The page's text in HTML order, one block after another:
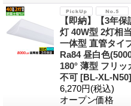
【即納】【3年
灯 40W型 2灯相
一体型 直管タイ
Ra84 昼白色
180° 薄型 フリ
不可 [BL-XL-N50]
6,270円(税込)
オープン価格